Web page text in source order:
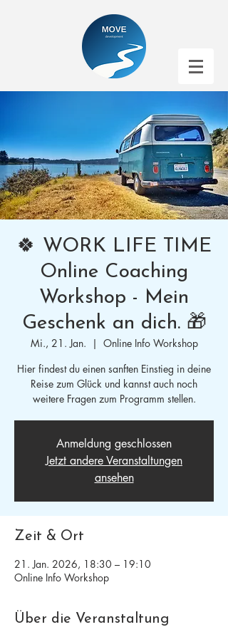
🍀 WORK LIFE TIME
Online Coaching
Workshop - Mein
Geschenk an dich. 🎁
Mi., 21. Jan.
  |
Online Info Workshop
Hier findest du einen sanften Einstieg in deine
Reise zum Glück und kannst auch noch
weitere Fragen zum Programm stellen.
Anmeldung geschlossen
Jetzt andere Veranstaltungen
ansehen
Zeit & Ort
21. Jan. 2026, 18:30 – 19:10
Online Info Workshop
Über die Veranstaltung